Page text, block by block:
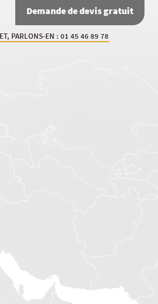
Demande de devis gratuit
PARLONS-EN : 01 45 46 89 78